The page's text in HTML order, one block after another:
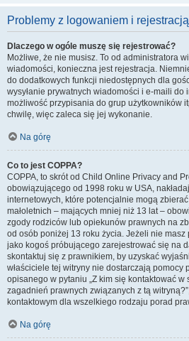
Problemy z logowaniem i rejestracją
Dlaczego w ogóle muszę się rejestrować?
Możliwe, że nie musisz. To od administratora
wiadomości, konieczna jest rejestracja.
do dodatkowych funkcji niedostępnych dla
wysyłanie prywatnych wiadomości i e-maili do
możliwość przypisania do grup użytkowników
chwilę, więc zaleca się jej wykonanie.
Na górę
Co to jest COPPA?
COPPA, to skrót od Child Online Privacy and
obowiązującego od 1998 roku w USA,
internetowych, które potencjalnie mogą
małoletnich – mających mniej niż 13 lat –
zgody rodziców lub opiekunów prawnych na
od osób poniżej 13 roku życia. Jeżeli nie masz
jako kogoś próbującego zarejestrować się na
skontaktuj się z prawnikiem, by uzyskać
właściciele tej witryny nie dostarczają pomocy
opisanego w pytaniu „Z kim się kontaktować
zagadnień prawnych związanych z tą
kontaktowym dla wszelkiego rodzaju porad
Na górę